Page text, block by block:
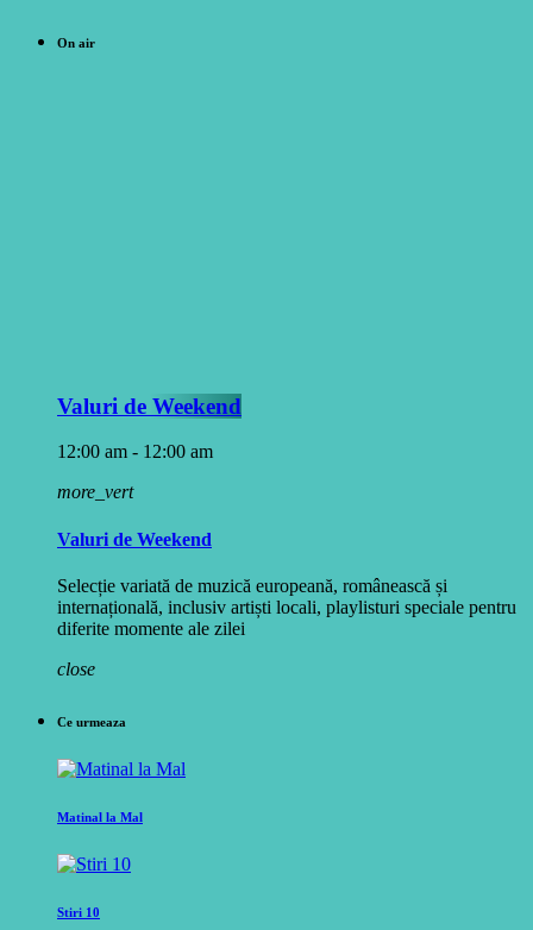
On air
Valuri de Weekend
12:00 am - 12:00 am
more_vert
Valuri de Weekend
Selecție variată de muzică europeană, românească și
internațională, inclusiv artiști locali, playlisturi speciale pentru
diferite momente ale zilei
close
Ce urmeaza
Matinal la Mal
Stiri 10